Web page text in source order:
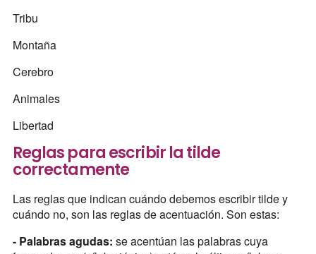
Tribu
Montaña
Cerebro
Animales
Libertad
Reglas para escribir la tilde
correctamente
Las reglas que indican cuándo debemos escribir tilde y
cuándo no, son las reglas de acentuación. Son estas:
- Palabras agudas: se acentúan las palabras cuya